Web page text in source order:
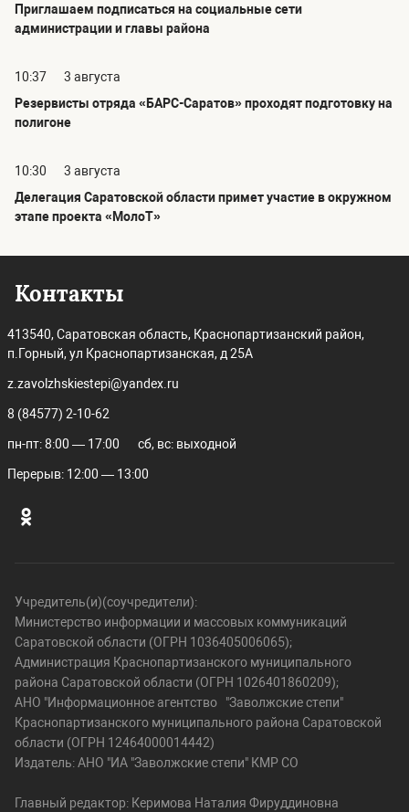
Приглашаем подписаться на социальные сети
администрации и главы района
10:37
3 августа
Резервисты отряда «БАРС-Саратов» проходят подготовку на
полигоне
10:30
3 августа
Делегация Саратовской области примет участие в окружном
этапе проекта «МолоТ»
Контакты
413540, Саратовская область, Краснопартизанский район,
п.Горный, ул Краснопартизанская, д 25А
z.zavolzhskiestepi@yandex.ru
8 (84577) 2-10-62
пн-пт: 8:00 — 17:00 сб, вс: выходной
Перерыв: 12:00 — 13:00
Учредитель(и)(соучредители):
Министерство информации и массовых коммуникаций
Саратовской области (ОГРН 1036405006065);
Администрация Краснопартизанского муниципального
района Саратовской области (ОГРН 1026401860209);
АНО "Информационное агентство "Заволжские степи"
Краснопартизанского муниципального района Саратовской
области (ОГРН 12464000014442)
Издатель: АНО "ИА "Заволжские степи" КМР СО
Главный редактор: Керимова Наталия Фируддиновна